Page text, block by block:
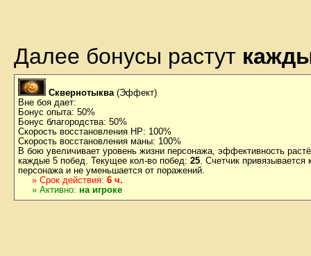
Далее бонусы растут
Сквернотыква (Эффект)
Вне боя дает:
Бонус опыта: 50%
Бонус благородства: 50%
Скорость восстановления HP: 100%
Скорость восстановления маны: 100%
В бою увеличивает уровень жизни персонажа, эффективность
каждые 5 побед. Текущее кол-во побед: 25 . Счетчик привязывается
персонажа и не уменьшается от поражений.
» Срок действия: 6 ч.
» Активно: на игроке